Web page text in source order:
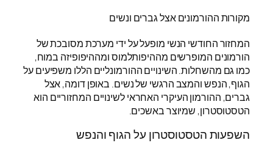
מקורות ההורמונים אצל גברים ונשים
המחזור החודשי הנשי מופעל על ידי מערכת מסובכת של
הורמונים המופרשים מההיפותלמוס ומההיפופיזה במוח,
כמו גם מהשחלות. השינויים ההורמונליים הללו משפיעים על
הגוף, הנפש והמצב הרגשי של נשים. באופן דומה, אצל
גברים, ההורמון העיקרי האחראי לשינויים המחזוריים הוא
הטסטוסטרון, שמיוצר באשכים.
השפעות הטסטוסטרון על הגוף והנפש